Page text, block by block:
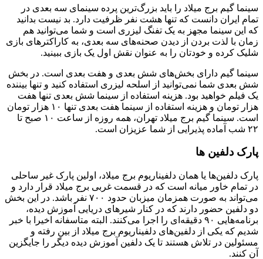
سینما گیم برج میلاد را باید بزرگ‌ترین پرده سینمای سه بعدی در
تمام ایران دانست که تنها هشت نفر ظرفیت دارد. بد نیست بدانید
که این سینما مجهز به یک تفنگ لیزری است و شما می‌توانید هم
زمان با لذت بردن از دیدن صحنه‌های سه بعدی، به کاراکتر‌های بازی
شلیک کرده و خودتان را به عنوان نقش اول یک بازی ببینید.
سینما گیم دارای بخش‌های شش بعدی و هفت بعدی است. در بخش
شش بعدی شما نمی‌توانید از اسلحه لیزری استفاده کنید و تنها بیننده
یک فیلم خواهید بود. هزینه استفاده از سینما شش بعدی تنها هفت
هزار تومان و هزینه استفاده از سینما هفت بعدی تنها ۱۰ هزار تومان
است. سینما گیم برج میلاد تهران، همه روزه از ساعت ۱۰ صبح تا
۲۲ شب آماده پذیرایی از شما عزیزان است.
پارک دلفین ها
پارک دلفین‌ها یا همان دلفیناریوم برج میلاد، اولین پارک غیر ساحلی
در تمام خاور میانه است که در قسمت غربی برج میلاد قرار دارد و
می‌تواند به صورت همزمان میزبان حدود ۷۰۰ نفر باشد. در این بخش
دو دلفین حضور دارند که در کنار شیر‌های دریایی آموزش دیده،
برنامه‌هایی ۹۰ دقیقه‌ای را اجرا می‌کنند. البته متاسفانه اخیرا با خبر
شدیم که یکی از دلفین‌های دلفیناریوم برج میلاد از بین رفته و
مسئولین در تلاش هستند تا یک دلفین آموزش دیده دیگر را جایگزین
آن کنند.